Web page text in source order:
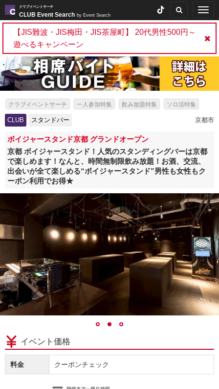
クラブイベントサーチ
CLUB Event Search by Event Search
【JIS難波・JIS梅田・JIS茶屋町】 20代男性500円～
遊べるキャンペーン
クラブイベントサーチ 一人参加特集 飲み放題特集 ソロ活特集
出会いイベント特集
海外アーティスト来日情報・芸能人出演イベント特集
CLUB スタンドバー 京都市
ボイジャースタンド京都 グランドオープン
京都 ボイジャースタンド！人気のスタンディングバーは京都
で楽しめます！なんと、時間無制限飲み放題！お酒、交流、
出会いが全て楽しめる“ボイジャースタンド”男性も女性もク
ーポン利用でお得★
イベント価格
料金 クーポンチェック